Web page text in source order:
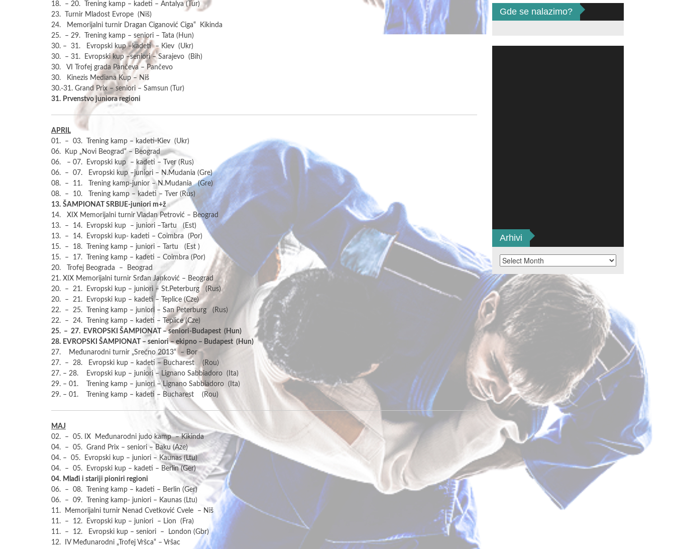
18. – 20. Trening kamp – kadeti – Antalya (Tur)
23. Turnir Mladost Evrope (Niš)
24. Memorijalni turnir Dragan Ciganović Ciga“ Kikinda
25. – 29. Trening kamp – seniori – Tata (Hun)
30. – 31. Evropski kup –kadeti – Kiev (Ukr)
30. – 31. Evropski kup –seniori – Sarajevo (Bih)
30. VI Trofej grada Pančeva – Pančevo
30. Kinezis Mediana Kup – Niš
30.-31. Grand Prix – seniori – Samsun (Tur)
31. Prvenstvo juniora regioni
APRIL
01. – 03. Trening kamp – kadeti-Kiev (Ukr)
06. Kup „Novi Beograd“ – Beograd
06. – 07. Evropski kup – kadeti – Tver (Rus)
06. – 07. Evropski kup –juniori – N.Mudania (Gre)
08. – 11. Trening kamp-junior – N.Mudania (Gre)
08. – 10. Trening kamp – kadeti – Tver (Rus)
13. ŠAMPIONAT SRBIJE-juniori m+ž
14. XIX Memorijalni turnir Vladan Petrović – Beograd
13. – 14. Evropski kup – juniori –Tartu (Est)
13. – 14. Evropski kup- kadeti – Coimbra (Por)
15. – 18. Trening kamp – juniori – Tartu (Est )
15. – 17. Trening kamp – kadeti – Coimbra (Por)
20. Trofej Beograda – Beograd
21. XIX Memorijalni turnir Srđan Janković – Beograd
20. – 21. Evropski kup – juniori – St.Peterburg (Rus)
20. – 21. Evropski kup – kadeti – Teplice (Cze)
22. – 25. Trening kamp – juniori – San Peterburg (Rus)
22. – 24. Trening kamp – kadeti – Teplice (Cze)
25. – 27. EVROPSKI ŠAMPIONAT – seniori-Budapest (Hun)
28. EVROPSKI ŠAMPIONAT – seniori – ekipno – Budapest (Hun)
27. Međunarodni turnir „Srećno 2013“ – Bor
27. – 28. Evropski kup – kadeti – Bucharest (Rou)
27. – 28. Evropski kup – juniori – Lignano Sabbiadoro (Ita)
29. – 01. Trening kamp – juniori – Lignano Sabbiadoro (Ita)
29. – 01. Trening kamp – kadeti – Bucharest (Rou)
MAJ
02. – 05. IX Međunarodni judo kamp – Kikinda
04. – 05. Grand Prix – seniori – Baku (Aze)
04. – 05. Evropski kup – juniori – Kaunas (Ltu)
04. – 05. Evropski kup – kadeti – Berlin (Ger)
04. Mlađi i stariji pioniri regioni
06. – 08. Trening kamp – kadeti – Berlin (Ger)
06. – 09. Trening kamp- juniori – Kaunas (Ltu)
11. Memorijalni turnir Nenad Cvetković Cvele – Niš
11. – 12. Evropski kup – juniori – Lion (Fra)
11. – 12. Evropski kup – seniori – London (Gbr)
12. IV Međunarodni „Trofej Vršca“ – Vršac
Gde se nalazimo?
Arhivi
Arhivi